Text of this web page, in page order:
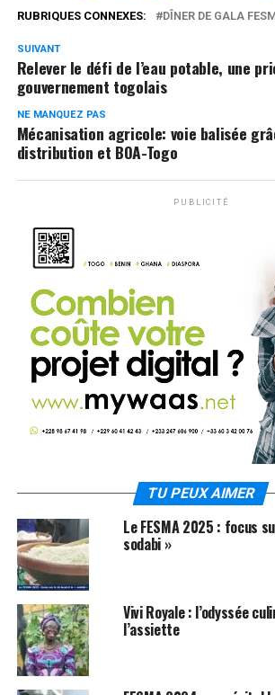
RUBRIQUES CONNEXES: DÎNER DE GALA
SUIVANT
Relever le défi de l’eau potable, une
gouvernement togolais
NE MANQUEZ PAS
Mécanisation agricole: voie balisée
distribution et BOA-Togo
PUBLICITÉ
TU PEUX AIMER
Le FESMA 2025 : focus
sodabi »
Vivi Royale : l’odyssée
l’assiette